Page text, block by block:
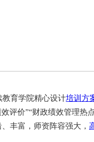
育学院精心设计培训方
评价”“财政绩效管理
丰富，师资阵容强大，